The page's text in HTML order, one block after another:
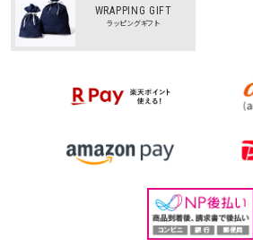
WRAPPING GIFT
ラッピングギフト